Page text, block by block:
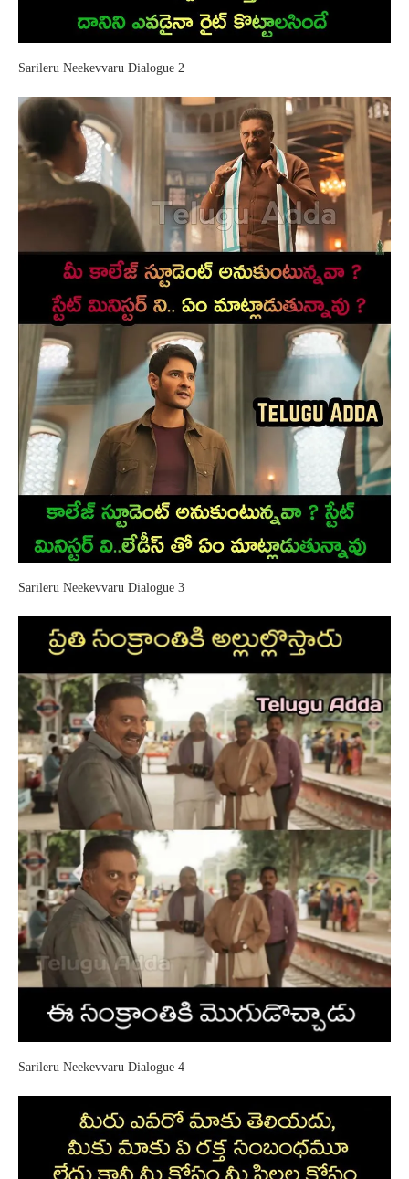
Sarileru Neekevvaru Dialogue 2
Sarileru Neekevvaru Dialogue 3
Sarileru Neekevvaru Dialogue 4